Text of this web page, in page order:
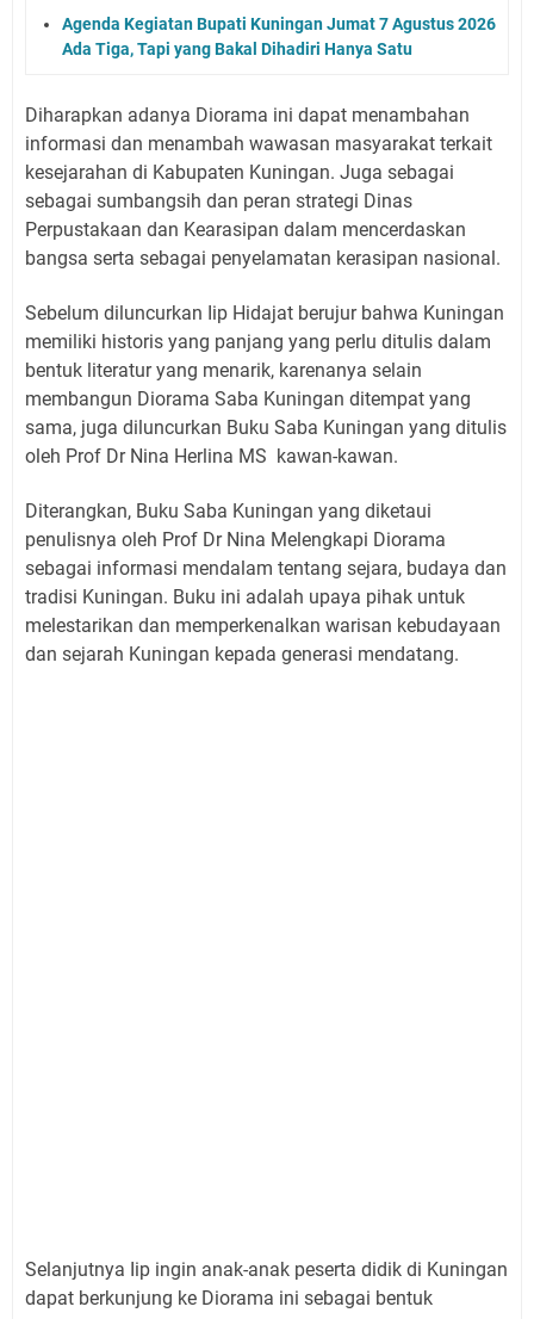
Agenda Kegiatan Bupati Kuningan Jumat 7 Agustus 2026
Ada Tiga, Tapi yang Bakal Dihadiri Hanya Satu
Diharapkan adanya Diorama ini dapat menambahan
informasi dan menambah wawasan masyarakat terkait
kesejarahan di Kabupaten Kuningan. Juga sebagai
sebagai sumbangsih dan peran strategi Dinas
Perpustakaan dan Kearasipan dalam mencerdaskan
bangsa serta sebagai penyelamatan kerasipan nasional.
Sebelum diluncurkan Iip Hidajat berujur bahwa Kuningan
memiliki historis yang panjang yang perlu ditulis dalam
bentuk literatur yang menarik, karenanya selain
membangun Diorama Saba Kuningan ditempat yang
sama, juga diluncurkan Buku Saba Kuningan yang ditulis
oleh Prof Dr Nina Herlina MS kawan-kawan.
Diterangkan, Buku Saba Kuningan yang diketaui
penulisnya oleh Prof Dr Nina Melengkapi Diorama
sebagai informasi mendalam tentang sejara, budaya dan
tradisi Kuningan. Buku ini adalah upaya pihak untuk
melestarikan dan memperkenalkan warisan kebudayaan
dan sejarah Kuningan kepada generasi mendatang.
Selanjutnya Iip ingin anak-anak peserta didik di Kuningan
dapat berkunjung ke Diorama ini sebagai bentuk